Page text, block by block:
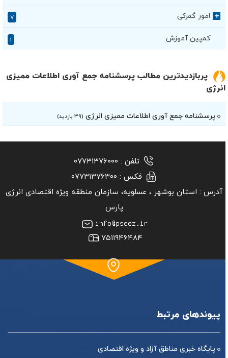
+ امور گمرکی ۷
کمپین آموزش
پربازدیدترین مطالب پرسشنامه جمع آوری اطلاعات ممیزی
انرژی
پرسشنامه جمع آوری اطلاعات ممیزی انرژی (۳۹ بازدید)
تلفن : ۰۷۷۳۱۳۷۶۰۰۰
فکس : ۰۷۷۳۱۳۷۶۳۰۰
آدرس : استان بوشهر ‏، عسلویه، سازمان منطقه ویژه اقتصادی انرژی
پارس
۷۵۱۱۹۴۶۴۸۴
پیوندهای مرتبط
پایگاه خبری مناطق آزاد و ویژه اقتصادی